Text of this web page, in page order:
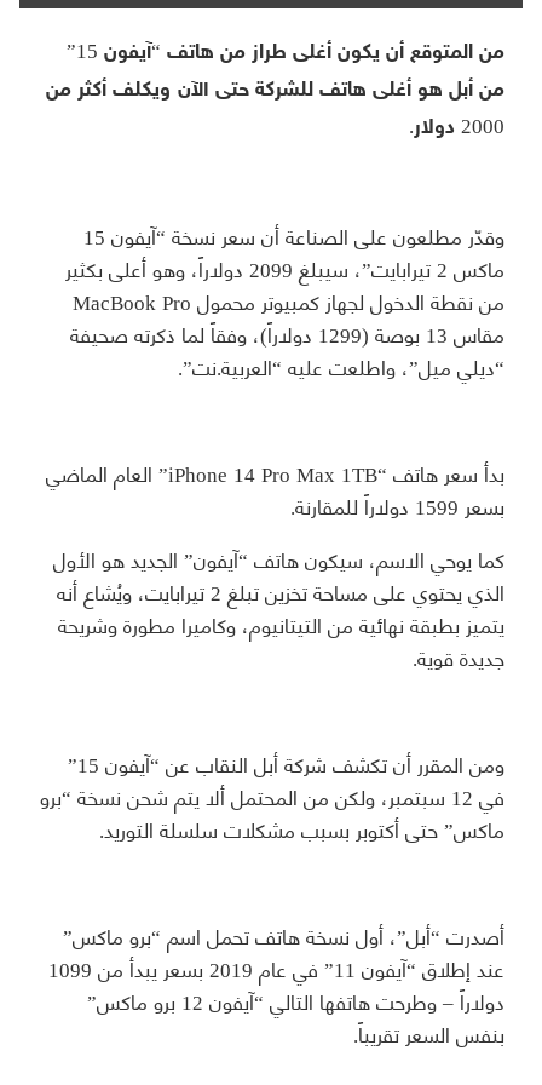
من المتوقع أن يكون أغلى طراز من هاتف “آيفون 15”
من أبل هو أغلى هاتف للشركة حتى الآن ويكلف أكثر من
2000 دولار.
وقدّر مطلعون على الصناعة أن سعر نسخة “آيفون 15
ماكس 2 تيرابايت”، سيبلغ 2099 دولاراً، وهو أعلى بكثير
من نقطة الدخول لجهاز كمبيوتر محمول MacBook Pro
مقاس 13 بوصة (1299 دولاراً)، وفقاً لما ذكرته صحيفة
“ديلي ميل”، واطلعت عليه “العربية.نت”.
بدأ سعر هاتف “iPhone 14 Pro Max 1TB” العام الماضي
بسعر 1599 دولاراً للمقارنة.
كما يوحي الاسم، سيكون هاتف “آيفون” الجديد هو الأول
الذي يحتوي على مساحة تخزين تبلغ 2 تيرابايت، ويُشاع أنه
يتميز بطبقة نهائية من التيتانيوم، وكاميرا مطورة وشريحة
جديدة قوية.
ومن المقرر أن تكشف شركة أبل النقاب عن “آيفون 15”
في 12 سبتمبر، ولكن من المحتمل ألا يتم شحن نسخة “برو
ماكس” حتى أكتوبر بسبب مشكلات سلسلة التوريد.
أصدرت “أبل”، أول نسخة هاتف تحمل اسم “برو ماكس”
عند إطلاق “آيفون 11” في عام 2019 بسعر يبدأ من 1099
دولاراً – وطرحت هاتفها التالي “آيفون 12 برو ماكس”
بنفس السعر تقريباً.